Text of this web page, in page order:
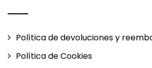
Política de devoluciones y
Política de Cookies